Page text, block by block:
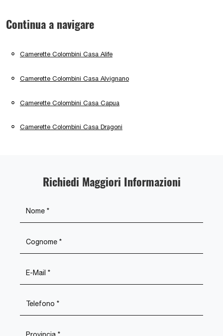
Continua a navigare
Camerette Colombini Casa Alife
Camerette Colombini Casa Alvignano
Camerette Colombini Casa Capua
Camerette Colombini Casa Dragoni
Richiedi Maggiori Informazioni